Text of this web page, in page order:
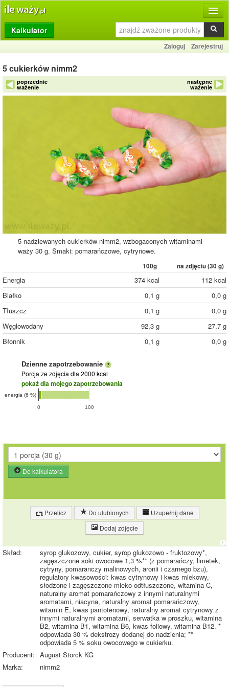
Produkty
Dziennik
Przelicznik
Porównywarka
Kalkulator
Zaloguj Zarejestruj
5 cukierków nimm2
poprzednie
ważenie
następne
ważenie
5 nadziewanych cukierków nimm2, wzbogaconych witaminami
waży 30 g. Smaki: pomarańczowe, cytrynowe.
100g na zdjęciu (30 g)
Energia 374 kcal
112 kcal
Białko
0,1 g
0,0 g
Tłuszcz
0,1 g
0,0 g
Węglowodany
92,3 g
27,7 g
Błonnik
0,1 g 0,0 g
Dzienne zapotrzebowanie
Porcja ze zdjęcia dla 2000 kcal
pokaż dla mojego zapotrzebowania
0 100
energia (6 %)
Do kalkulatora
Przelicz Do ulubionych
Uzupełnij dane
Dodaj zdjęcie
Skład:
syrop glukozowy, cukier, syrop glukozowo - fruktozowy*,
zagęszczone soki owocowe 1,3 %** (z pomarańczy, limetek,
cytryny, pomaranczy malinowych, aronii i czarnego bzu),
regulatory kwasowości: kwas cytrynowy i kwas mlekowy,
słodzone i zagęszczone mleko odtłuszczone, witamina C,
naturalny aromat pomarańczowy z innymi naturalnymi
aromatami, niacyna, naturalny aromat pomarańczowy,
witamin E, kwas pantotenowy, naturalny aromat cytrynowy z
innymi naturalnymi aromatami, serwatka w proszku, witamina
B2, witamina B1, witamina B6, kwas foliowy, witamina B12. *
odpowiada 30 % dekstrozy dodanej do nadzienia; **
odpowiada 5 % soku owocowego w cukierku.
Producent: August Storck KG
Marka:
nimm2